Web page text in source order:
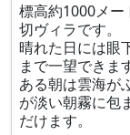
標高約1000メー
切ヴィラです。
晴れた日には眼
まで一望できま
ある朝は雲海が
が淡い朝霧に包
だけます。